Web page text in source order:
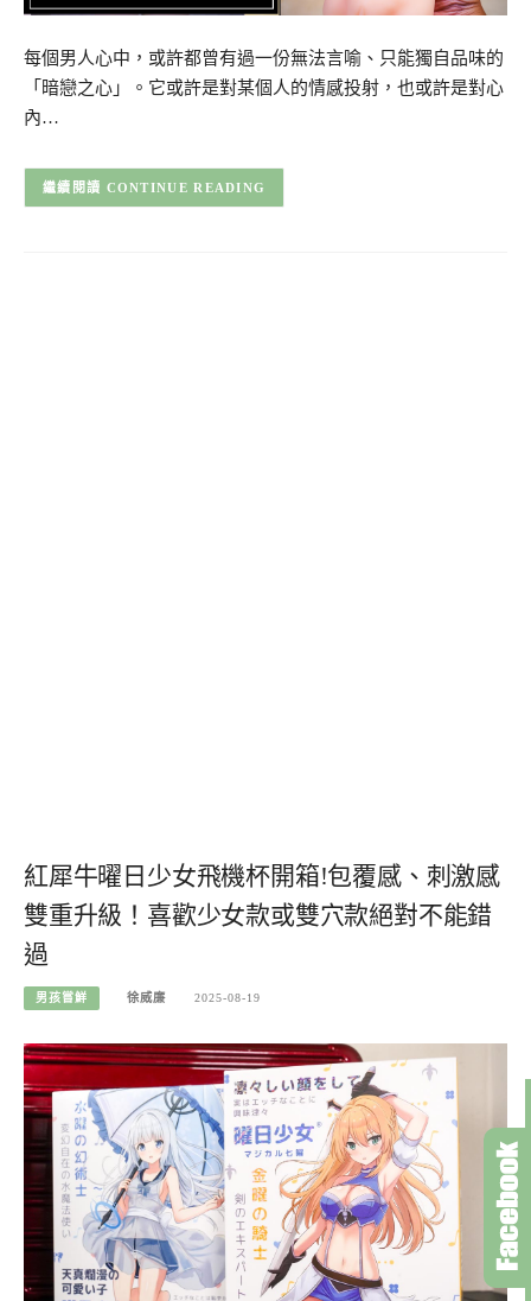
每個男人心中，或許都曾有過一份無法言喻、只能獨自品味的
「暗戀之心」。它或許是對某個人的情感投射，也或許是對心
內…
CONTINUE READING
紅犀牛曜日少女飛機杯開箱!包覆感、刺激感
雙重升級！喜歡少女款或雙穴款絕對不能錯
過
男孩嘗鮮 徐威廉 2025-08-19